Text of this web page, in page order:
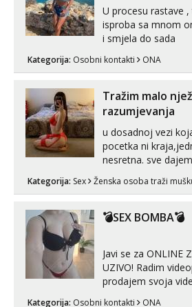
U procesu rastave
isproba sa mnom
i smjela do sada
Kategorija: Osobni kontakti ONA
Tražim malo
razumjevanja
u dosadnoj vezi
pocetka ni
nesretna. sve
zadovoljiti moje
volim njezan seks i
Kategorija: Sex Ženska osoba traži
💣SEX BOMBA💣
Javi se za ONLINE
UZIVO! Radim videopozive, dopisivanja,
prodajem svoja videa i
Kategorija: Osobni kontakti ONA